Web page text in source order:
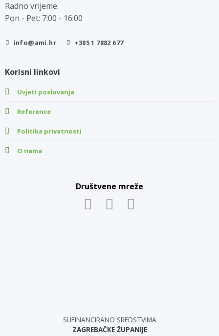
Radno vrijeme:
Pon - Pet: 7:00 - 16:00
info@ami.hr +385 1 7882 677
Korisni linkovi
Uvjeti poslovanja
Reference
Politika privatnosti
O nama
Društvene mreže
SUFINANCIRANO SREDSTVIMA
ZAGREBAČKE ŽUPANIJE